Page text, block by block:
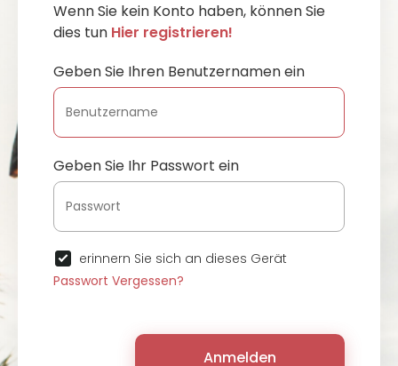
Wenn Sie kein Konto haben, können Sie
dies tun Hier registrieren!
Geben Sie Ihren Benutzernamen ein
Geben Sie Ihr Passwort ein
erinnern Sie sich an dieses Gerät
Passwort Vergessen?
Anmelden